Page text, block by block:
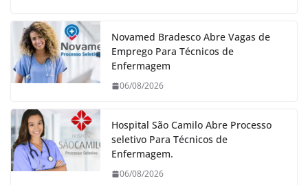
Novamed Bradesco Abre Vagas de
Emprego Para Técnicos de
Enfermagem
06/08/2026
Hospital São Camilo Abre Processo
seletivo Para Técnicos de
Enfermagem.
06/08/2026